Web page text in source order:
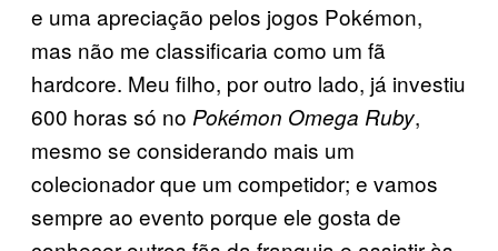
e uma apreciação pelos jogos Pokémon,
mas não me classificaria como um fã
hardcore. Meu filho, por outro lado, já investiu
600 horas só no Pokémon Omega Ruby,
mesmo se considerando mais um
colecionador que um competidor; e vamos
sempre ao evento porque ele gosta de